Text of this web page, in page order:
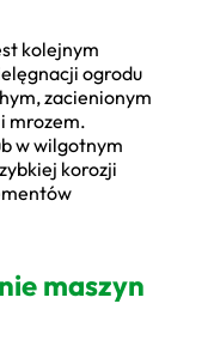
kolejnym
ogrodu
zacienionym
mrozem.
w wilgotnym
korozji
maszyn